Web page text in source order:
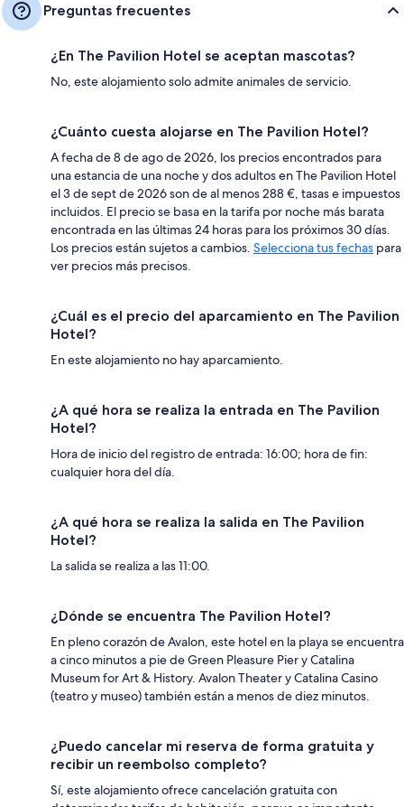
Preguntas frecuentes
¿En The Pavilion Hotel se aceptan mascotas?
No, este alojamiento solo admite animales de servicio.
¿Cuánto cuesta alojarse en The Pavilion Hotel?
A fecha de 8 de ago de 2026, los precios encontrados para
una estancia de una noche y dos adultos en The Pavilion Hotel
el 3 de sept de 2026 son de al menos 288 €, tasas e impuestos
incluidos. El precio se basa en la tarifa por noche más barata
encontrada en las últimas 24 horas para los próximos 30 días.
Los precios están sujetos a cambios. Selecciona tus fechas para
ver precios más precisos.
¿Cuál es el precio del aparcamiento en The Pavilion
Hotel?
En este alojamiento no hay aparcamiento.
¿A qué hora se realiza la entrada en The Pavilion
Hotel?
Hora de inicio del registro de entrada: 16:00; hora de fin:
cualquier hora del día.
¿A qué hora se realiza la salida en The Pavilion
Hotel?
La salida se realiza a las 11:00.
¿Dónde se encuentra The Pavilion Hotel?
En pleno corazón de Avalon, este hotel en la playa se encuentra
a cinco minutos a pie de Green Pleasure Pier y Catalina
Museum for Art & History. Avalon Theater y Catalina Casino
(teatro y museo) también están a menos de diez minutos.
¿Puedo cancelar mi reserva de forma gratuita y
recibir un reembolso completo?
Sí, este alojamiento ofrece cancelación gratuita con